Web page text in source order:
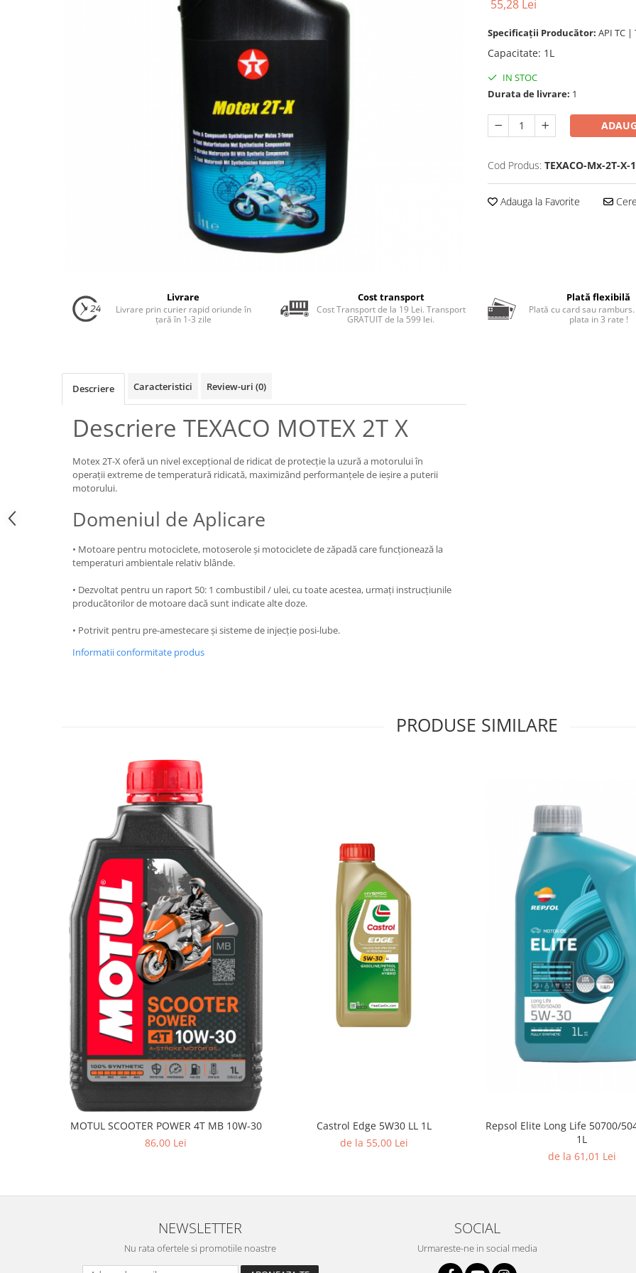
Lichide Frână Autoturisme
Lichide Pentru Punți și Universale
Lichide Suspensie Motociclete
Lichide Întreținere
Lichide Întreținere Autoturisme
Lichide Întreținere Motociclete
Lubrifianți Industriali
Produse Întreținere
Accesorii Auto
Intretinere & cosmetica auto
55,28 Lei
Specificații Producător: API TC |
Capacitate: 1L
IN STOC
Durata de livrare: 1
Cod Produs: TEXACO-Mx-2T-X-
Adauga la Favorite
Livrare
Livrare prin curier rapid oriunde în
țară în 1-3 zile
Cost transport
Cost Transport de la 19 Lei. Transport
GRATUIT de la 599 lei.
Plată flexibilă
Plată cu card sau
plata in 3 rate !
Descriere Caracteristici Review-uri (0)
Descriere TEXACO MOTEX 2T X
Motex 2T-X oferă un nivel excepțional de ridicat de protecție la uzură a motorului în
operații extreme de temperatură ridicată, maximizând performanțele de ieșire a puterii
motorului.
Domeniul de Aplicare
• Motoare pentru motociclete, motoserole și motociclete de zăpadă care funcționează la
temperaturi ambientale relativ blânde.
• Dezvoltat pentru un raport 50: 1 combustibil / ulei, cu toate acestea, urmați instrucțiunile
producătorilor de motoare dacă sunt indicate alte doze.
• Potrivit pentru pre-amestecare și sisteme de injecție posi-lube.
Informatii conformitate produs
PRODUSE SIMILARE
MOTUL SCOOTER POWER 4T MB 10W-30
86,00 Lei
Castrol Edge 5W30 LL 1L
de la 55,00 Lei
Repsol Elite Long Life 50700/
1L
de la 61,01 Lei
NEWSLETTER
Nu rata ofertele si promotiile noastre
SOCIAL
Urmareste-ne in social media